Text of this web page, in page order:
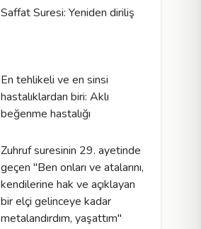
Saffat Suresi: Yeniden diriliş
En tehlikeli ve en sinsi
hastalıklardan biri: Aklı
beğenme hastalığı
Zuhruf suresinin 29. ayetinde
geçen ''Ben onları ve atalarını,
kendilerine hak ve açıklayan
bir elçi gelinceye kadar
metalandırdım, yaşattım''